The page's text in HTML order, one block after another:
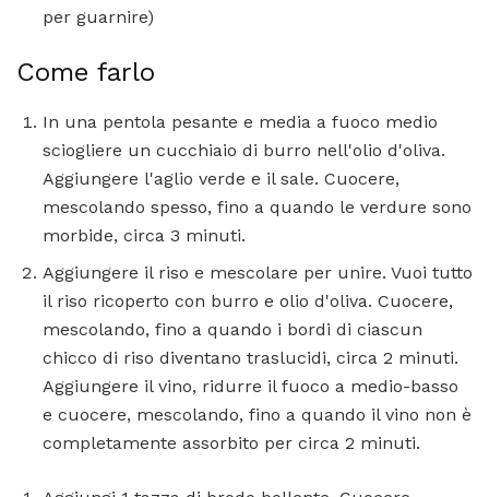
per guarnire)
Come farlo
In una pentola pesante e media a fuoco medio
sciogliere un cucchiaio di burro nell'olio d'oliva.
Aggiungere l'aglio verde e il sale. Cuocere,
mescolando spesso, fino a quando le verdure sono
morbide, circa 3 minuti.
Aggiungere il riso e mescolare per unire. Vuoi tutto
il riso ricoperto con burro e olio d'oliva. Cuocere,
mescolando, fino a quando i bordi di ciascun
chicco di riso diventano traslucidi, circa 2 minuti.
Aggiungere il vino, ridurre il fuoco a medio-basso
e cuocere, mescolando, fino a quando il vino non è
completamente assorbito per circa 2 minuti.